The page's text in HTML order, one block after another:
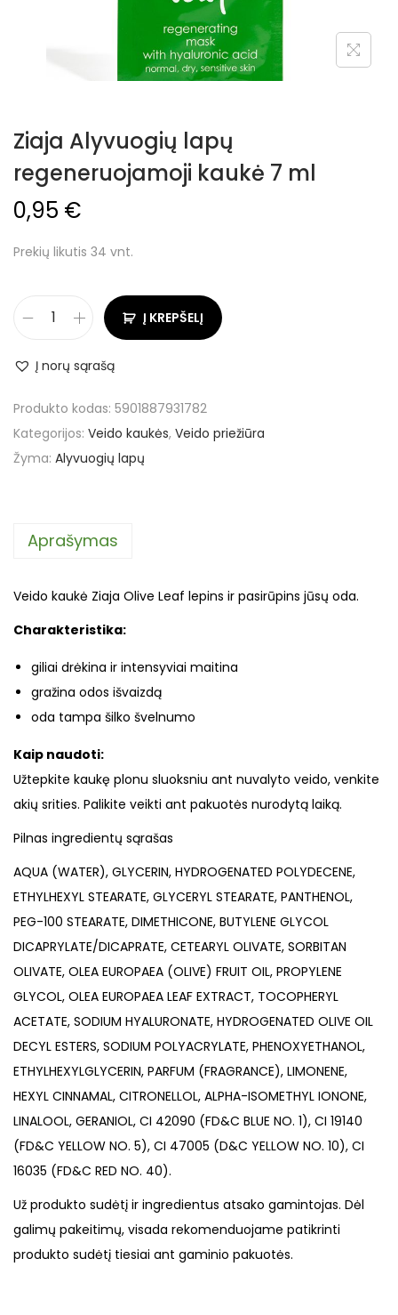
Ziaja Alyvuogių lapų
regeneruojamoji kaukė 7 ml
0,95 €
Prekių likutis 34 vnt.
Į KREPŠELĮ
Į norų sąrašą
Produkto kodas: 5901887931782
Kategorijos: Veido kaukės, Veido priežiūra
Žyma: Alyvuogių lapų
Aprašymas
Veido kaukė Ziaja Olive Leaf lepins ir pasirūpins jūsų oda.
Charakteristika:
giliai drėkina ir intensyviai maitina
gražina odos išvaizdą
oda tampa šilko švelnumo
Kaip naudoti:
Užtepkite kaukę plonu sluoksniu ant nuvalyto veido, venkite
akių srities. Palikite veikti ant pakuotės nurodytą laiką.
Pilnas ingredientų sąrašas
AQUA (WATER), GLYCERIN, HYDROGENATED POLYDECENE,
ETHYLHEXYL STEARATE, GLYCERYL STEARATE, PANTHENOL,
PEG-100 STEARATE, DIMETHICONE, BUTYLENE GLYCOL
DICAPRYLATE/DICAPRATE, CETEARYL OLIVATE, SORBITAN
OLIVATE, OLEA EUROPAEA (OLIVE) FRUIT OIL, PROPYLENE
GLYCOL, OLEA EUROPAEA LEAF EXTRACT, TOCOPHERYL
ACETATE, SODIUM HYALURONATE, HYDROGENATED OLIVE OIL
DECYL ESTERS, SODIUM POLYACRYLATE, PHENOXYETHANOL,
ETHYLHEXYLGLYCERIN, PARFUM (FRAGRANCE), LIMONENE,
HEXYL CINNAMAL, CITRONELLOL, ALPHA-ISOMETHYL IONONE,
LINALOOL, GERANIOL, CI 42090 (FD&C BLUE NO. 1), CI 19140
(FD&C YELLOW NO. 5), CI 47005 (D&C YELLOW NO. 10), CI
16035 (FD&C RED NO. 40).
Už produkto sudėtį ir ingredientus atsako gamintojas. Dėl
galimų pakeitimų, visada rekomenduojame patikrinti
produkto sudėtį tiesiai ant gaminio pakuotės.